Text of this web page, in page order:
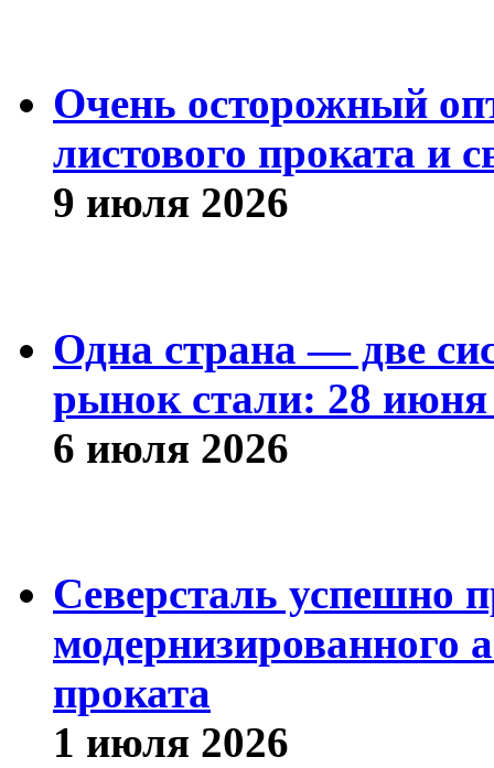
Очень осторожный
листового проката и
9 июля 2026
Одна страна — две
рынок стали: 28
6 июля 2026
Северсталь успешно
модернизированного
проката
1 июля 2026